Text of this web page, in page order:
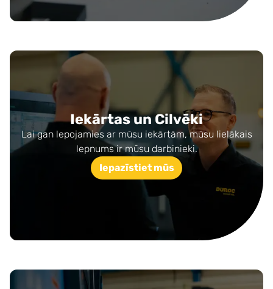
Iekārtas un Cilvēki
Lai gan lepojamies ar mūsu iekārtām, mūsu lielākais
lepnums ir mūsu darbinieki.
Iepazīstiet mūs